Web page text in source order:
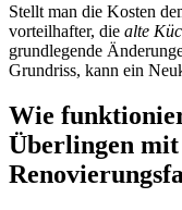
Stellt man die Kosten
vorteilhafter, die alte
grundlegende
Grundriss, kann ein
Wie
Überlingen